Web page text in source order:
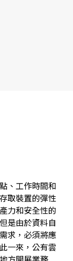
、工作時間和
取裝置的彈性
力和安全性的
是由於資料自
求，必須將應
一來，公有雲